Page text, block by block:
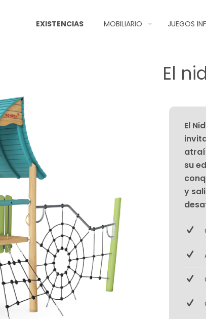
EXISTENCIAS MOBILIARIO JUEGOS
El
El
su
y